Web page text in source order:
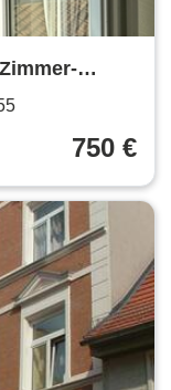
& Ausblick
750 €